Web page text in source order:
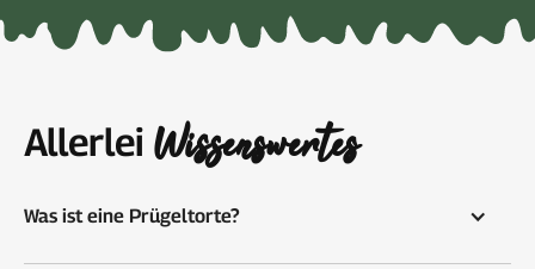
AllerleiWissenswertes
Was ist eine Prügeltorte?